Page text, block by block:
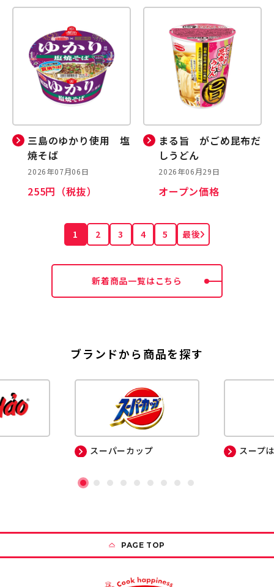
三島のゆかり使用 塩
焼そば
2026年07月06日
255円（税抜）
まる旨 がごめ昆布だ
しうどん
2026年06月29日
オープン価格
1 2 3 4 5 最後
新着商品一覧はこちら
ブランドから商品を探す
スーパーカップ スープ
PAGE TOP